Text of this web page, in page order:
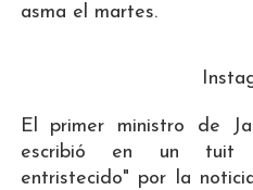
asma el martes.
El primer ministro de
escribió en un tuit
entristecido" por la